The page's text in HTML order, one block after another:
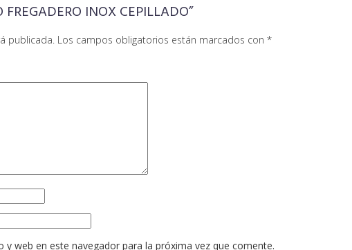
INOX CEPILLADO”
publicada. Los campos obligatorios están marcados con *
web en este navegador para la próxima vez que comente.